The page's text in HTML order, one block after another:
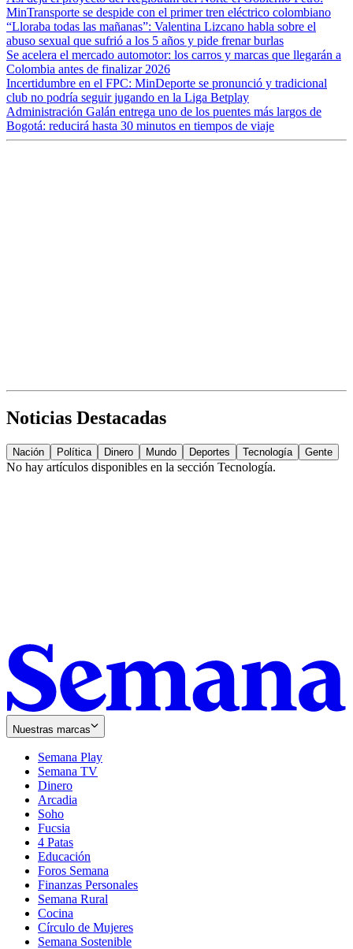
MinTransporte se despide con el primer tren eléctrico colombiano
“Lloraba todas las mañanas”: Valentina Lizcano habla sobre el
abuso sexual que sufrió a los 5 años y pide frenar burlas
Se acelera el mercado automotor: los carros y marcas que llegarán a
Colombia antes de finalizar 2026
Incertidumbre en el FPC: MinDeporte se pronunció y tradicional
club no podría seguir jugando en la Liga Betplay
Administración Galán entrega uno de los puentes más largos de
Bogotá: reducirá hasta 30 minutos en tiempos de viaje
Noticias Destacadas
Nación Política Dinero Mundo Deportes Tecnología Gente
No hay artículos disponibles en la sección Tecnología.
Nuestras marcas
Semana Play
Semana TV
Dinero
Arcadia
Soho
in
new
window
Fucsia
in
new
window
4 Patas
Educación
Foros Semana
Finanzas Personales
Semana Rural
Cocina
Círculo de Mujeres
Semana Sostenible